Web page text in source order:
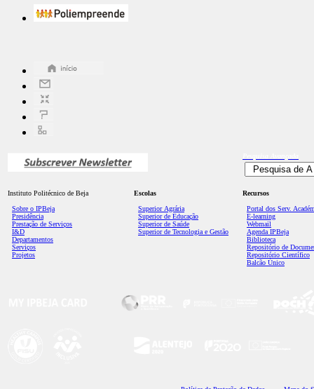
Instituto Politécnico de Beja
Sobre o IPBeja
Presidência
Prestação de Serviços
I&D
Departamentos
Serviços
Projetos
Escolas
Superior Agrária
Superior de Educação
Superior de Saúde
Superior de Tecnologia e Gestão
Recursos
Portal dos Serv.
E-learning
Webmail
Agenda IPBeja
Biblioteca
Repositório de
Repositório Científico
Balcão Único